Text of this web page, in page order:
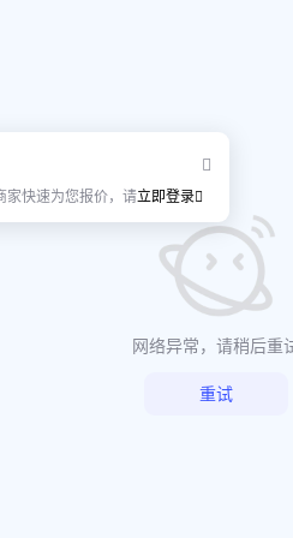
家快速为您报价，请立即登录
网络异常，请稍后重
重试